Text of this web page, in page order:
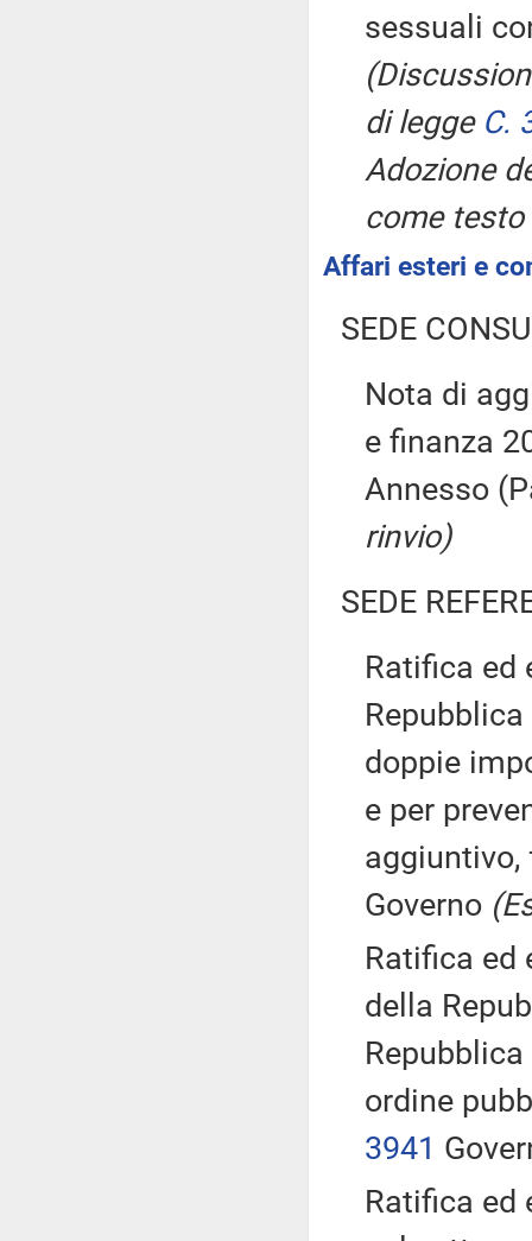
sessuali
di legge C.
Adozione
come testo
Affari esteri e
SEDE
Nota di
e finanza
Annesso
rinvio)
SEDE
Ratifica ed
doppie
e per
Governo
Ratifica ed
della
ordine
3941
Ratifica ed